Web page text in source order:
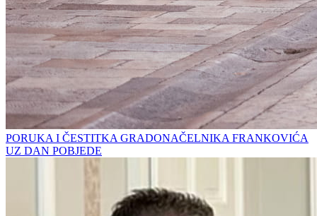
PORUKA I ČESTITKA GRADONAČELNIKA FRANKOVIĆA
UZ DAN POBJEDE